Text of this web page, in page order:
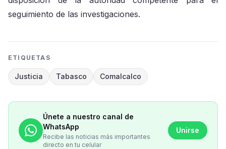
seguimiento de las investigaciones.
ETIQUETAS
Justicia Tabasco Comalcalco
Únete a nuestro canal de
WhatsApp
Recibe las noticias más importantes
directo en tu celular
Unirse